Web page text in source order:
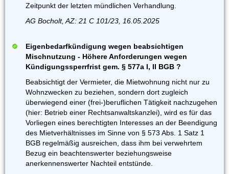
Zeitpunkt der letzten mündlichen Verhandlung.
AG Bocholt, AZ: 21 C 101/23, 16.05.2025
Eigenbedarfkündigung wegen beabsichtigen
Mischnutzung - Höhere Anforderungen wegen
Kündigungssperrfrist gem. § 577a I, II BGB ?
Beabsichtigt der Vermieter, die Mietwohnung nicht nur zu
Wohnzwecken zu beziehen, sondern dort zugleich
überwiegend einer (frei-)beruflichen Tätigkeit nachzugehen
(hier: Betrieb einer Rechtsanwaltskanzlei), wird es für das
Vorliegen eines berechtigten Interesses an der Beendigung
des Mietverhältnisses im Sinne von § 573 Abs. 1 Satz 1
BGB regelmäßig ausreichen, dass ihm bei verwehrtem
Bezug ein beachtenswerter beziehungsweise
anerkennenswerter Nachteil entstünde.